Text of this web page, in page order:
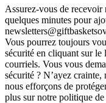
Assurez-vous de recevoir
quelques minutes pour
Vous pourrez toujours
sécurité en cliquant sur le
courriels. Vous vous
sécurité ? N’ayez
nous efforçons de
plus sur notre politique